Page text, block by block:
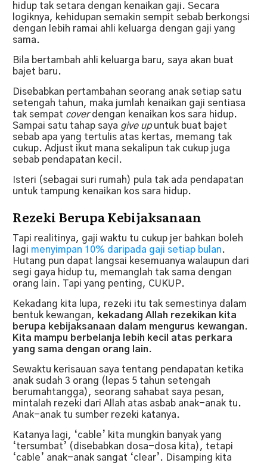
hidup tak setara dengan kenaikan gaji. Secara
logiknya, kehidupan semakin sempit sebab berkongsi
dengan lebih ramai ahli keluarga dengan gaji yang
sama.
Bila bertambah ahli keluarga baru, saya akan buat
bajet baru.
Disebabkan pertambahan seorang anak setiap satu
setengah tahun, maka jumlah kenaikan gaji sentiasa
tak sempat coverdengan kenaikan kos sara hidup.
Sampai satu tahap saya give upuntuk buat bajet
sebab apa yang tertulis atas kertas, memang tak
cukup. Adjust ikut mana sekalipun tak cukup juga
sebab pendapatan kecil.
Isteri (sebagai suri rumah) pula tak ada pendapatan
untuk tampung kenaikan kos sara hidup.
Rezeki Berupa Kebijaksanaan
Tapi realitinya, gaji waktu tu cukup jer bahkan boleh
lagi menyimpan 10% daripada gaji setiap bulan.
Hutang pun dapat langsai kesemuanya walaupun dari
segi gaya hidup tu, memanglah tak sama dengan
orang lain. Tapi yang penting, CUKUP.
Kekadang kita lupa, rezeki itu tak semestinya dalam
bentuk kewangan, kekadang Allah rezekikan kita
berupa kebijaksanaan dalam mengurus kewangan.
Kita mampu berbelanja lebih kecil atas perkara
yang sama dengan orang lain.
Sewaktu kerisauan saya tentang pendapatan ketika
anak sudah 3 orang (lepas 5 tahun setengah
berumahtangga), seorang sahabat saya pesan,
mintalah rezeki dari Allah atas asbab anak-anak tu.
Anak-anak tu sumber rezeki katanya.
Katanya lagi, ‘cable’ kita mungkin banyak yang
‘tersumbat’ (disebabkan dosa-dosa kita), tetapi
‘cable’ anak-anak sangat ‘clear’. Disamping kita